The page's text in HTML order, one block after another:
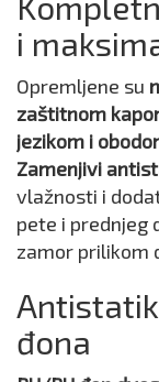
i
Opremljene su
zaštitnom
jezikom i
Zamenjivi
vlažnosti i
pete i prednjeg
zamor prilikom
đona